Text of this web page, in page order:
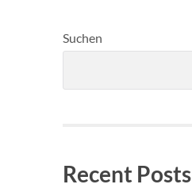
Suchen
Recent Posts